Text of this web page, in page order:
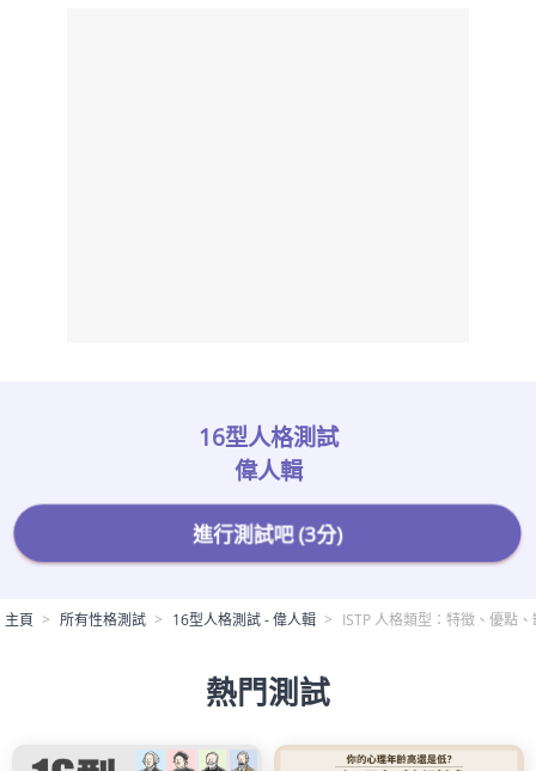
16型人格測試
偉人輯
進行測試吧 (3分)
主頁 所有性格測試 16型人格測試 - 偉人輯 ISTP 人格類型：特徵、優點
熱門測試